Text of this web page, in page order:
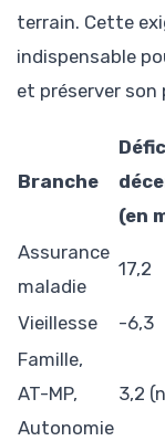
terrain. Cette
indispensable
et préserver
Branche
(en
Assurance
maladie
17,2
Vieillesse -6,3
Famille,
AT-MP,
Autonomie
3,2